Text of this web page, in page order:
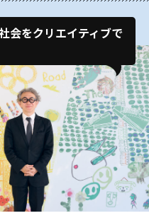
会をクリエイティブで